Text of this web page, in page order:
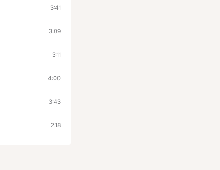
3:41
3:09
3:11
4:00
3:43
2:18